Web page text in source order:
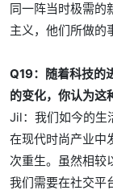
同一阵当时极需的
主义，他们所做的
Q19：随着科技的
的变化，你认为这
Jil：我们如今的生
在现代时尚产业中
次重生。虽然相较
我们需要在社交平